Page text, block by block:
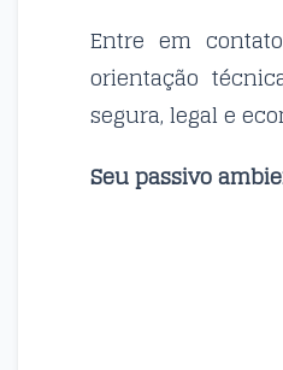
Entre em
orientação
segura, legal e
Seu passivo